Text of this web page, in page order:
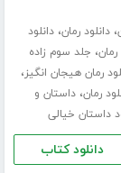
،دانلود رمان،دانلود
، جلد سوم زاده
رمان هیجان انگیز،
رمان،داستان و
داستان خیالی
دانلود کتاب